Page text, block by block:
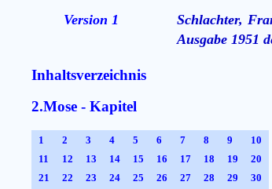
Version 1
Schlachter,
Ausgabe 1951
Inhaltsverzeichnis
2.Mose - Kapitel
1 2 3 4 5 6 7 8 9
10
11
12 13 14 15 16 17 18 19
20
21
22 23 24 25 26 27 28 29
30